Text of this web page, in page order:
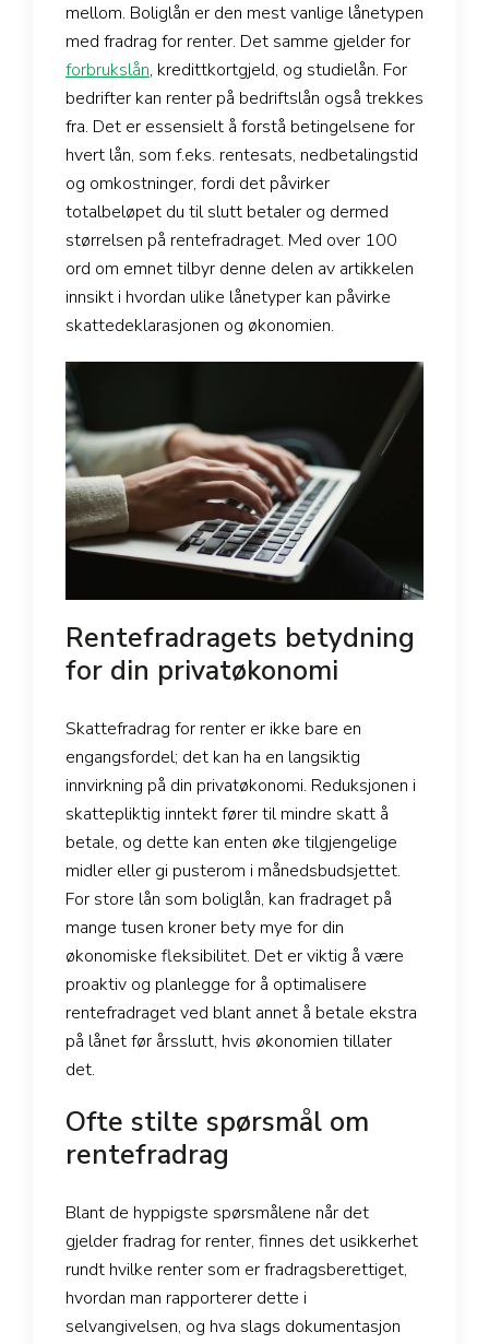
mellom. Boliglån er den mest vanlige lånetypen
med fradrag for renter. Det samme gjelder for
forbrukslån, kredittkortgjeld, og studielån. For
bedrifter kan renter på bedriftslån også trekkes
fra. Det er essensielt å forstå betingelsene for
hvert lån, som f.eks. rentesats, nedbetalingstid
og omkostninger, fordi det påvirker
totalbeløpet du til slutt betaler og dermed
størrelsen på rentefradraget. Med over 100
ord om emnet tilbyr denne delen av artikkelen
innsikt i hvordan ulike lånetyper kan påvirke
skattedeklarasjonen og økonomien.
Rentefradragets betydning
for din privatøkonomi
Skattefradrag for renter er ikke bare en
engangsfordel; det kan ha en langsiktig
innvirkning på din privatøkonomi. Reduksjonen i
skattepliktig inntekt fører til mindre skatt å
betale, og dette kan enten øke tilgjengelige
midler eller gi pusterom i månedsbudsjettet.
For store lån som boliglån, kan fradraget på
mange tusen kroner bety mye for din
økonomiske fleksibilitet. Det er viktig å være
proaktiv og planlegge for å optimalisere
rentefradraget ved blant annet å betale ekstra
på lånet før årsslutt, hvis økonomien tillater
det.
Ofte stilte spørsmål om
rentefradrag
Blant de hyppigste spørsmålene når det
gjelder fradrag for renter, finnes det usikkerhet
rundt hvilke renter som er fradragsberettiget,
hvordan man rapporterer dette i
selvangivelsen, og hva slags dokumentasjon